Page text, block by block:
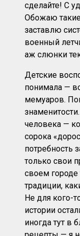
сделайте! С
Обожаю
заставлю
военный
аж слюнки
Детские
понимала —
мемуаров.
человека —
сорока
потребность
только свои
своем
традиции,
Не для кого-
истории
иногда тут в